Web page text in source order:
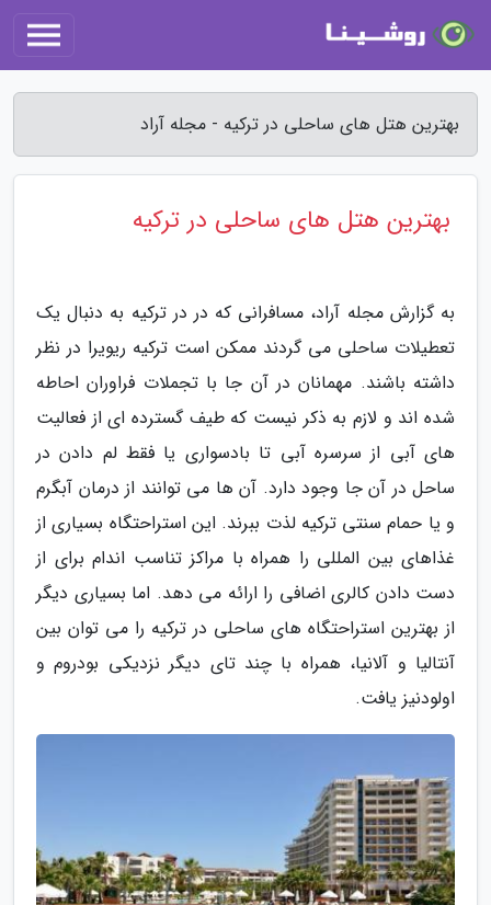
بهترین هتل های ساحلی در ترکیه - مجله آراد
بهترین هتل های ساحلی در ترکیه
به گزارش مجله آراد، مسافرانی که در در ترکیه به دنبال یک
تعطیلات ساحلی می گردند ممکن است ترکیه ریویرا در نظر
داشته باشند. مهمانان در آن جا با تجملات فراوران احاطه
شده اند و لازم به ذکر نیست که طیف گسترده ای از فعالیت
های آبی از سرسره آبی تا بادسواری یا فقط لم دادن در
ساحل در آن جا وجود دارد. آن ها می توانند از درمان آبگرم
و یا حمام سنتی ترکیه لذت ببرند. این استراحتگاه بسیاری از
غذاهای بین المللی را همراه با مراکز تناسب اندام برای از
دست دادن کالری اضافی را ارائه می دهد. اما بسیاری دیگر
از بهترین استراحتگاه های ساحلی در ترکیه را می توان بین
آنتالیا و آلانیا، همراه با چند تای دیگر نزدیکی بودروم و
اولودنیز یافت.